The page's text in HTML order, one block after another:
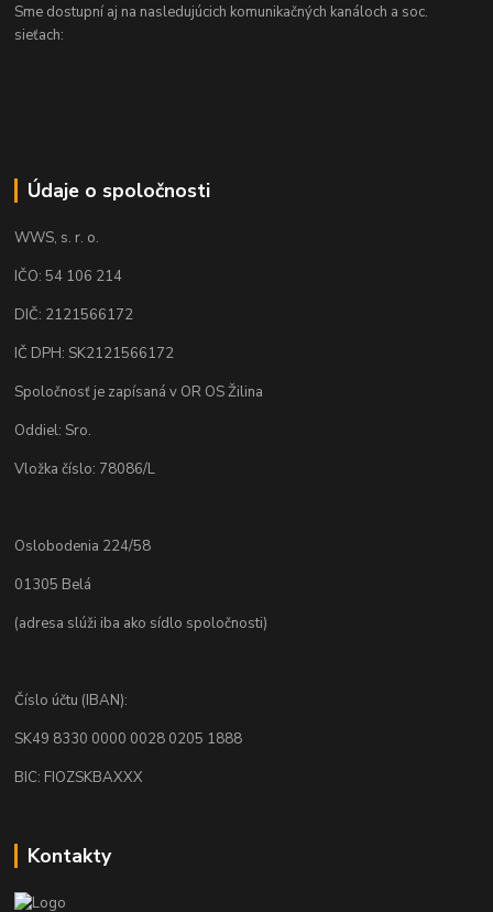
Sme dostupní aj na nasledujúcich komunikačných kanáloch a soc.
sieťach:
Údaje o spoločnosti
WWS, s. r. o.
IČO: 54 106 214
DIČ: 2121566172
IČ DPH: SK2121566172
Spoločnosť je zapísaná v OR OS Žilina
Oddiel: Sro.
Vložka číslo: 78086/L
Oslobodenia 224/58
01305 Belá
(adresa slúži iba ako sídlo spoločnosti)
Číslo účtu (IBAN):
SK49 8330 0000 0028 0205 1888
BIC: FIOZSKBAXXX
Kontakty